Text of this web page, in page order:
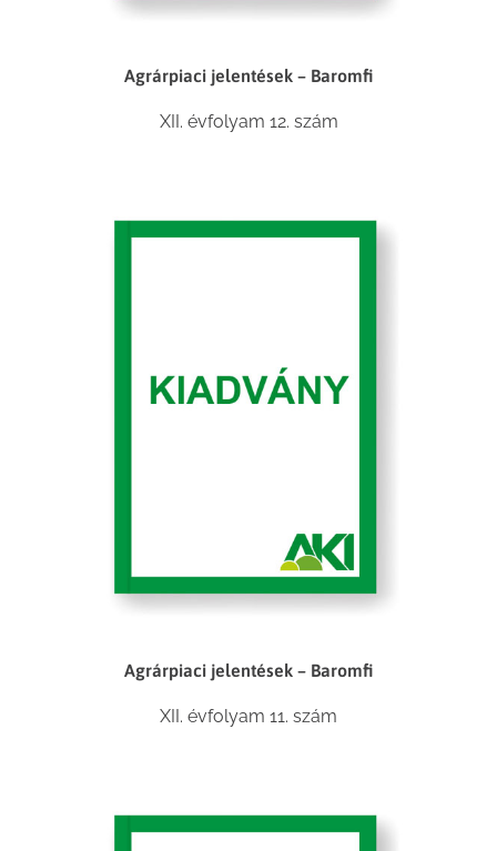
Agrárpiaci jelentések – Baromfi
XII. évfolyam 12. szám
Agrárpiaci jelentések – Baromfi
XII. évfolyam 11. szám